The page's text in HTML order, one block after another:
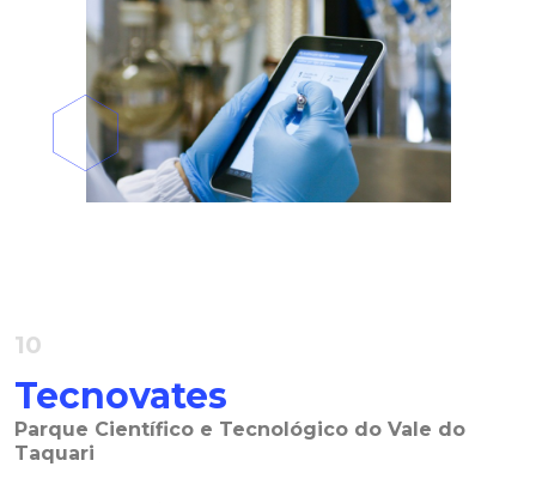
10
Tecnovates
Parque Científico e Tecnológico do Vale do
Taquari